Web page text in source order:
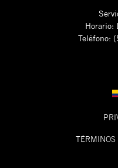
Horario:
Teléfono:
TÉRMINOS